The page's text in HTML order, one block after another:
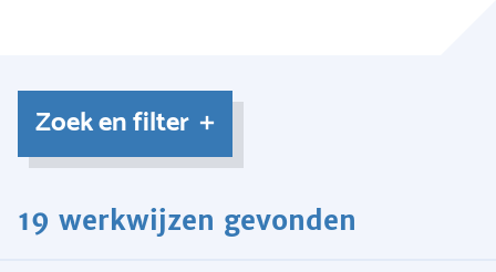
Zoek en filter
19 werkwijzen gevonden